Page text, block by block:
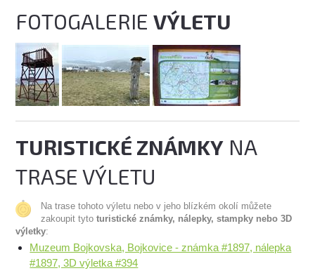
FOTOGALERIEVÝLETU
TURISTICKÉ ZNÁMKY NA
TRASE VÝLETU
Na trase tohoto výletu nebo v jeho blízkém okolí můžete
zakoupit tytoturistické známky, nálepky, stampky nebo 3D
výletky:
Muzeum Bojkovska, Bojkovice - známka #1897, nálepka
#1897, 3D výletka #394